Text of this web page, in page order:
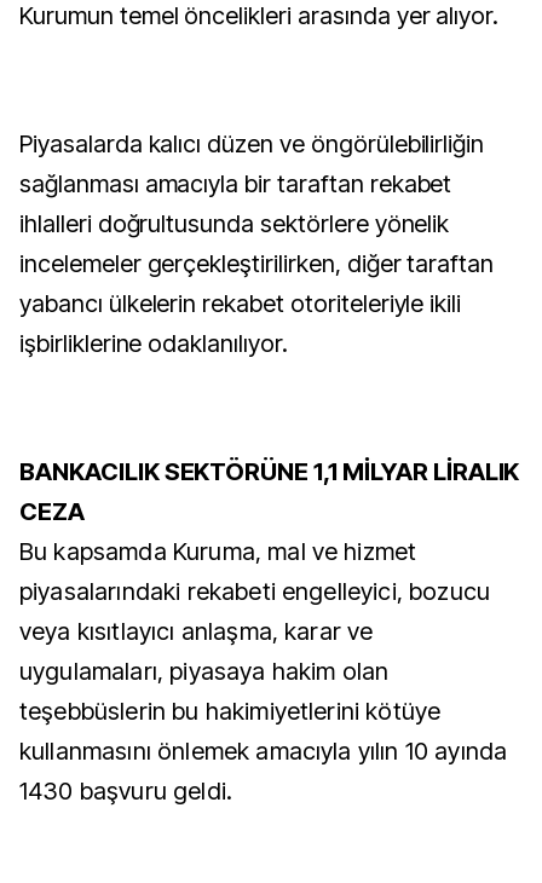
Kurumun temel öncelikleri arasında yer alıyor.
Piyasalarda kalıcı düzen ve öngörülebilirliğin
sağlanması amacıyla bir taraftan rekabet
ihlalleri doğrultusunda sektörlere yönelik
incelemeler gerçekleştirilirken, diğer taraftan
yabancı ülkelerin rekabet otoriteleriyle ikili
işbirliklerine odaklanılıyor.
BANKACILIK SEKTÖRÜNE 1,1 MİLYAR LİRALIK
CEZA
Bu kapsamda Kuruma, mal ve hizmet
piyasalarındaki rekabeti engelleyici, bozucu
veya kısıtlayıcı anlaşma, karar ve
uygulamaları, piyasaya hakim olan
teşebbüslerin bu hakimiyetlerini kötüye
kullanmasını önlemek amacıyla yılın 10 ayında
1430 başvuru geldi.